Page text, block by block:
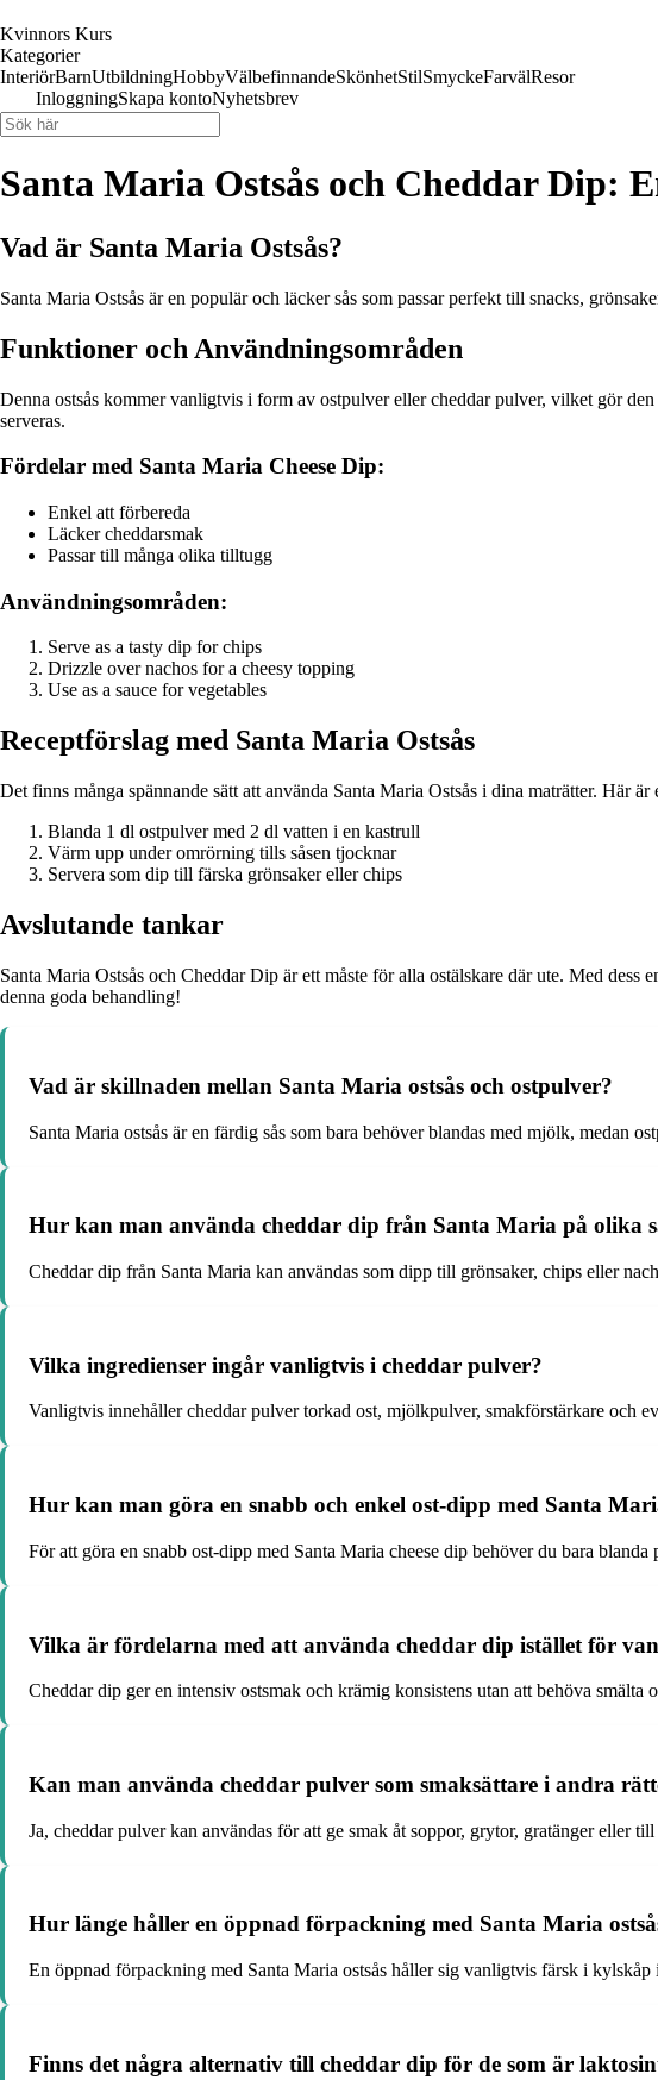
Kvinnors Kurs
Kategorier
InteriörBarnUtbildningHobbyVälbefinnandeSkönhetStilSmyckeFarvälResor
InloggningSkapa kontoNyhetsbrev
Santa Maria Ostsås och Cheddar Dip:
Vad är Santa Maria Ostsås?
Santa Maria Ostsås är en populär och läcker sås som passar perfekt till snacks,
Funktioner och Användningsområden
Denna ostsås kommer vanligtvis i form av ostpulver eller cheddar pulver, vilket gör
serveras.
Fördelar med Santa Maria Cheese Dip:
Enkel att förbereda
Läcker cheddarsmak
Passar till många olika tilltugg
Användningsområden:
Serve as a tasty dip for chips
Drizzle over nachos for a cheesy topping
Use as a sauce for vegetables
Receptförslag med Santa Maria Ostsås
Det finns många spännande sätt att använda Santa Maria Ostsås i dina maträtter. Här är
Blanda 1 dl ostpulver med 2 dl vatten i en kastrull
Värm upp under omrörning tills såsen tjocknar
Servera som dip till färska grönsaker eller chips
Avslutande tankar
Santa Maria Ostsås och Cheddar Dip är ett måste för alla ostälskare där ute. Med
denna goda behandling!
Vad är skillnaden mellan Santa Maria ostsås och ostpulver?
Santa Maria ostsås är en färdig sås som bara behöver blandas med mjölk, medan
Hur kan man använda cheddar dip från Santa Maria på olika
Cheddar dip från Santa Maria kan användas som dipp till grönsaker, chips eller
Vilka ingredienser ingår vanligtvis i cheddar pulver?
Vanligtvis innehåller cheddar pulver torkad ost, mjölkpulver, smakförstärkare och
Hur kan man göra en snabb och enkel ost-dipp med Santa
För att göra en snabb ost-dipp med Santa Maria cheese dip behöver du bara
Vilka är fördelarna med att använda cheddar dip istället för
Cheddar dip ger en intensiv ostsmak och krämig konsistens utan att behöva
Kan man använda cheddar pulver som smaksättare i andra
Ja, cheddar pulver kan användas för att ge smak åt soppor, grytor, gratänger eller
Hur länge håller en öppnad förpackning med Santa Maria
En öppnad förpackning med Santa Maria ostsås håller sig vanligtvis färsk i
Finns det några alternativ till cheddar dip för de som är